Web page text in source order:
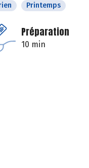
Printemps
Préparation
10 min